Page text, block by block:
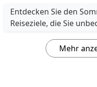
Entdecken Sie den
Reiseziele, die Sie
Mehr